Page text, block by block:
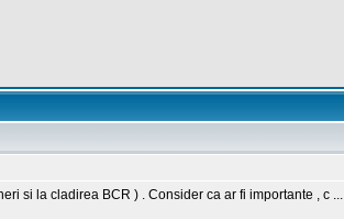
si la cladirea BCR ) . Consider ca ar fi importante , c ...